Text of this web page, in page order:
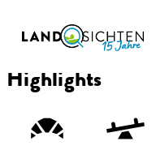
Highlights